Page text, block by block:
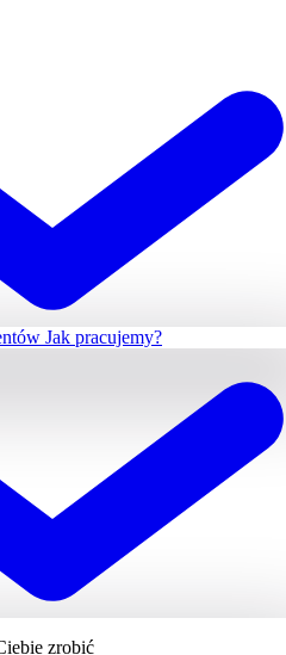
Jak pracujemy?
zrobić